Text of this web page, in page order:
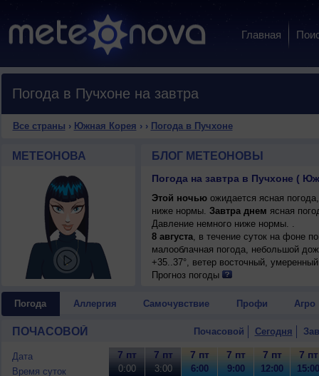
Главная
Погода в Пучхоне на завтра
Все страны › Южная Корея › › Погода в Пучхоне
МЕТЕОНОВА БЛОГ МЕТЕОНОВЫ
Погода на завтра в Пучхоне (
Этой ночьюожидается ясная
ниже нормы. Завтра днем ясная
Давление немного ниже нормы. .
8 августа, в течение суток на фоне
малооблачная погода, небольшой
+35..37°, ветер восточный,
Прогноз погоды
Погода Аллергия Самочувствие Профи Агро
ПОЧАСОВОЙ Почасовой Сегодня
Дата
Время суток
7 пт
0:00
7 пт
3:00
7 пт
6:00
7 пт
9:00
7 пт
12:00
7 пт
15:00